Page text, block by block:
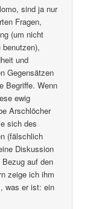
sind ja nur
Fragen,
(um nicht
benutzen),
und
Gegensätzen
Begriffe. Wenn
ewig
Arschlöcher
sich des
(fälschlich
Diskussion
auf den
zeige ich ihm
was er ist: ein